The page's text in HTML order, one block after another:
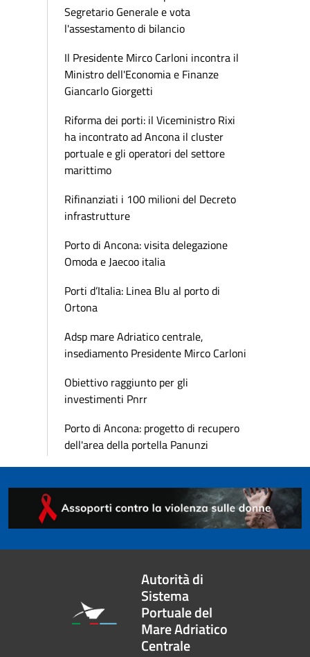
Segretario Generale e vota
l'assestamento di bilancio
Il Presidente Mirco Carloni incontra il
Ministro dell'Economia e Finanze
Giancarlo Giorgetti
Riforma dei porti: il Viceministro Rixi
ha incontrato ad Ancona il cluster
portuale e gli operatori del settore
marittimo
Rifinanziati i 100 milioni del Decreto
infrastrutture
Porto di Ancona: visita delegazione
Omoda e Jaecoo italia
Porti d’Italia: Linea Blu al porto di
Ortona
Adsp mare Adriatico centrale,
insediamento Presidente Mirco Carloni
Obiettivo raggiunto per gli
investimenti Pnrr
Porto di Ancona: progetto di recupero
dell'area della portella Panunzi
Autorità di
Sistema
Portuale del
Mare Adriatico
Centrale